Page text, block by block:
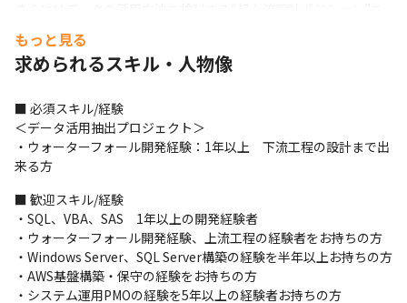
現代社会において、企業の成長にデータの活用は欠かせません。
自らの市場価値を高めていきたい方には最適なポジションです。
＜NTTグループならではの、働きやすい環境＞※2025年4月時点
・年間休日120日以上
・完全週休2日制（土・日・祝）
・残業10~20時間/月
・有給休暇は時間単位で取得可能
・産休・育休取得実績あり
・リモート率が9割以上
安定した経営基盤のもとで働く環境も充実させられるため、じっ
くりと腰を据えて活躍したい方にはうってつけの場所です。
もっと見る
求められるスキル・人物像
■ 必須スキル/経験
＜データ活用抽出プロジェクト＞
・ウォーターフォール開発経験：1年以上　下流工程の設計まで出
来る方
■ 歓迎スキル/経験
・SQL、VBA、SAS　1年以上の開発経験者
・ウォーターフォール開発経験、上流工程の経験者をお持ちの方
・Windows Server、SQL Server構築の経験を半年以上お持ちの方
・AWS基盤構築・保守の経験をお持ちの方
・システム運用PMOの経験を5年以上の経験者お持ちの方